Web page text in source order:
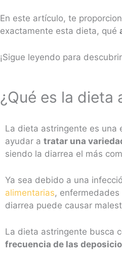
En este artículo, te
exactamente esta dieta, qué
¡Sigue leyendo para
¿Qué es la dieta
La dieta astringente es una
ayudar atratar una
siendo la diarrea el más
Ya sea debido a una
alimentarias,
diarrea puede causar
La dieta astringente busca
frecuencia de las